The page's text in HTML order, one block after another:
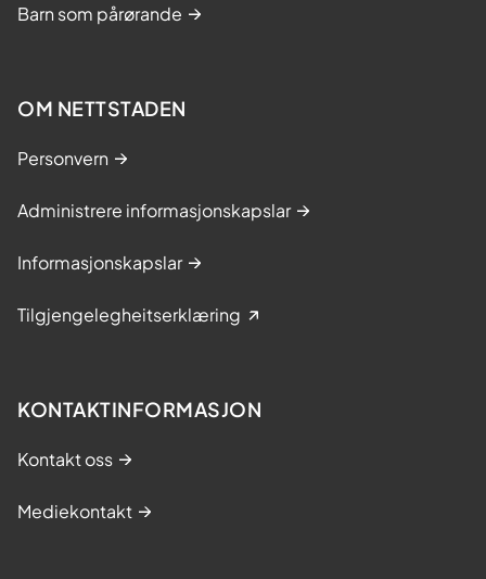
Barn som pårørande
OM NETTSTADEN
Personvern
Administrere informasjonskapslar
Informasjonskapslar
Tilgjengelegheitserklæring
KONTAKTINFORMASJON
Kontakt oss
Mediekontakt